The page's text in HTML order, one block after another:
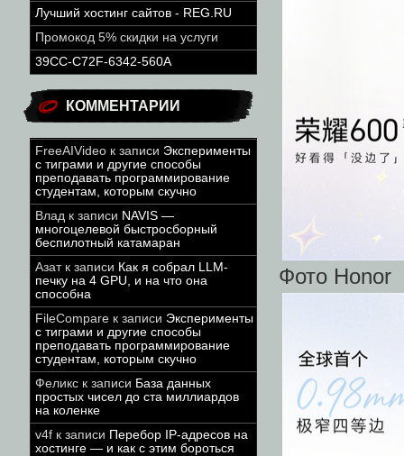
Лучший хостинг сайтов - REG.RU
Промокод 5% скидки на услуги
39CC-C72F-6342-560A
КОММЕНТАРИИ
FreeAIVideo к записи Эксперименты
с тиграми и другие способы
преподавать программирование
студентам, которым скучно
Влад к записи NAVIS —
многоцелевой быстросборный
беспилотный катамаран
Азатк записи Как я собрал LLM-
печку на 4 GPU, и на что она
способна
FileCompare к записи Эксперименты
с тиграми и другие способы
преподавать программирование
студентам, которым скучно
Феликс к записи База данных
простых чисел до ста миллиардов
на коленке
v4f к записи Перебор IP-адресов на
хостинге — и как с этим бороться
Фото Honor